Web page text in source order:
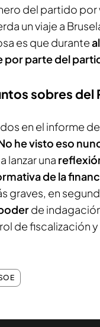
del partido por
un viaje a
es que durante
por parte del
sobres del
en el informe
he visto eso
lanzar una
de la
graves, en
de
de fiscalización